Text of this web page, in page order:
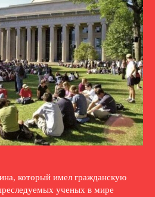
который имел гражданскую
ученых в мире